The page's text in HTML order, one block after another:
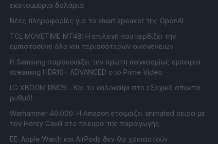
εκατομμύρια δολάρια
Νέες πληροφορίες για το smart speaker της OpenAI
TCL MOVETIME MT48: Η επιλογή που κερδίζει την
εμπιστοσύνη όλο και περισσότερων οικογενειών
Η Samsung παρουσιάζει την πρώτη παγκοσμίως εμπειρία
streaming HDR10+ ADVANCED στο Prime Video
LG XBOOM RNC9… Και το καλοκαίρι στο εξοχικό αποκτά
ρυθμό!
Warhammer 40.000: Η Amazon ετοιμάζει animated σειρά με
τον Henry Cavill στο πλευρό της παραγωγής
ΕΕ: Apple Watch και AirPods δεν θα χρειαστούν